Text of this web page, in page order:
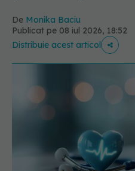
De Monika Baciu
Publicat pe 08 iul 2026, 18:52
Distribuie acest articol